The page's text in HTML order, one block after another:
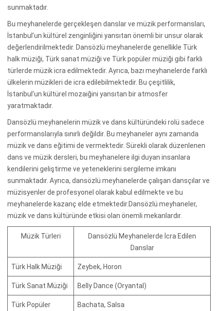
sunmaktadır.
Bu meyhanelerde gerçekleşen danslar ve müzik performansları,
İstanbul’un kültürel zenginliğini yansıtan önemli bir unsur olarak
değerlendirilmektedir. Dansözlü meyhanelerde genellikle Türk
halk müziği, Türk sanat müziği ve Türk popüler müziği gibi farklı
türlerde müzik icra edilmektedir. Ayrıca, bazı meyhanelerde farklı
ülkelerin müzikleri de icra edilebilmektedir. Bu çeşitlilik,
İstanbul’un kültürel mozaiğini yansıtan bir atmosfer
yaratmaktadır.
Dansözlü meyhanelerin müzik ve dans kültüründeki rolü sadece
performanslarıyla sınırlı değildir. Bu meyhaneler aynı zamanda
müzik ve dans eğitimi de vermektedir. Sürekli olarak düzenlenen
dans ve müzik dersleri, bu meyhanelere ilgi duyan insanlara
kendilerini geliştirme ve yeteneklerini sergileme imkanı
sunmaktadır. Ayrıca, dansözlü meyhanelerde çalışan dansçılar ve
müzisyenler de profesyonel olarak kabul edilmekte ve bu
meyhanelerde kazanç elde etmektedir.Dansözlü meyhaneler,
müzik ve dans kültüründe etkisi olan önemli mekanlardır.
Müzik Türleri
Dansözlü Meyhanelerde İcra Edilen
Danslar
Türk Halk Müziği Zeybek, Horon
Türk Sanat Müziği Belly Dance (Oryantal)
Türk Popüler
Bachata, Salsa